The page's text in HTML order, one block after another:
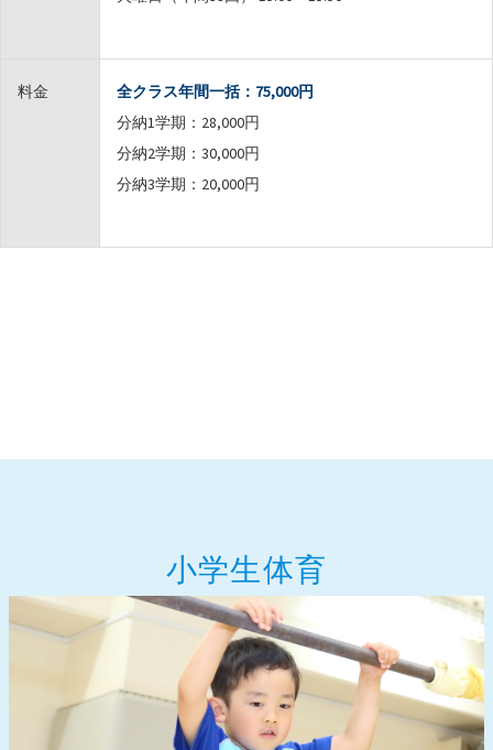
料金
全クラス年間一括：75,000円
分納1学期：28,000円
分納2学期：30,000円
分納3学期：20,000円
小学生体育